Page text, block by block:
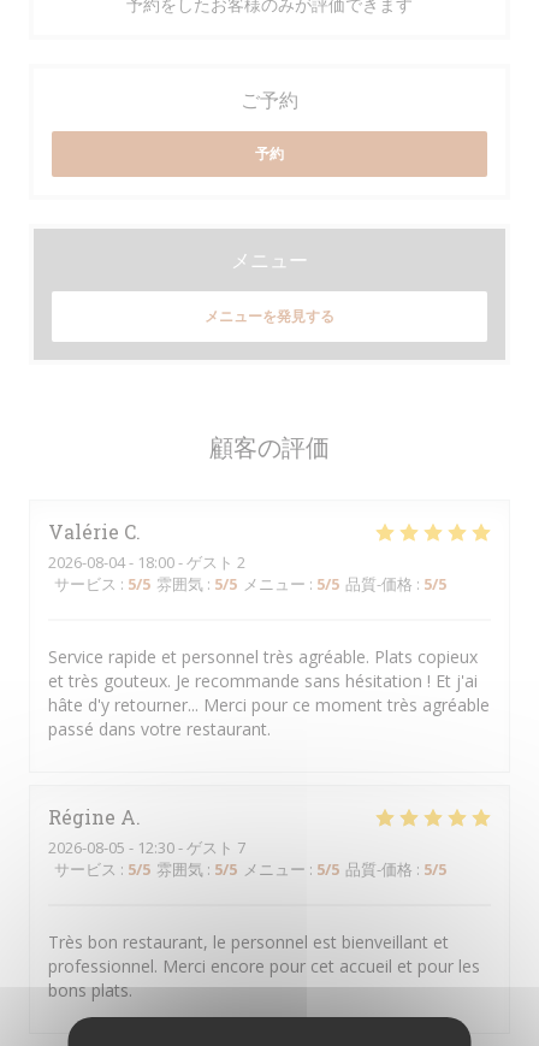
顧客の評価
Valérie C
2026-08-04- 18:00 - ゲスト 2
サービス : 5/5 雰囲気 : 5/5 メニュー : 5/5 品質-価格 : 5/5
Service rapide et personnel très agréable. Plats copieux
et très gouteux. Je recommande sans hésitation ! Et j'ai
hâte d'y retourner... Merci pour ce moment très agréable
passé dans votre restaurant.
Régine A
2026-08-05 - 12:30 - ゲスト 7
サービス : 5/5 雰囲気 : 5/5 メニュー : 5/5 品質-価格 : 5/5
Très bon restaurant, le personnel est bienveillant et
professionnel. Merci encore pour cet accueil et pour les
bons plats.
ご予約
予約
メニュー
メニューを発見する